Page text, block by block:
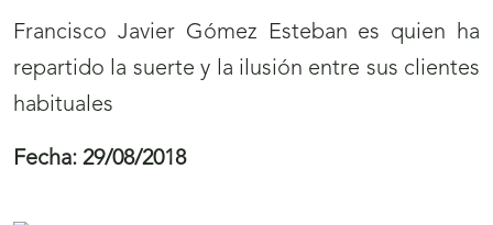
Francisco Javier Gómez Esteban es quien ha
repartido la suerte y la ilusión entre sus clientes
habituales
Fecha: 29/08/2018